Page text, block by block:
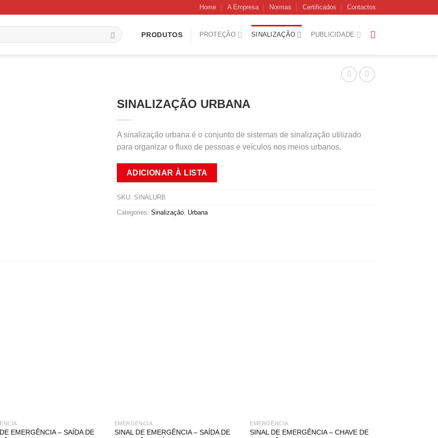
Home A Empresa Normas Certificados Contactos
PRODUTOS PROTEÇÃO SINALIZAÇÃO PUBLICIDADE
SINALIZAÇÃO URBANA
A sinalização urbana é o conjunto de sistemas de sinalização utilizado
para organizar o fluxo de pessoas e veículos nos meios urbanos.
ADICIONAR À LISTA
SKU: SINALURB
Categories: Sinalização, Urbana
EMERGÊNCIA – SAÍDA DE
EMERGÊNCIA
SINAL DE EMERGÊNCIA – SAÍDA DE
EMERGÊNCIA
SINAL DE EMERGÊNCIA – CHAVE DE